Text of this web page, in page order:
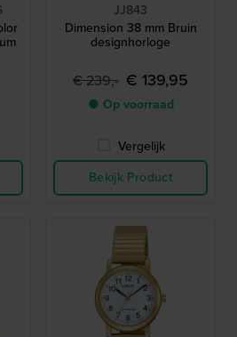
JJ843
Dimension 38 mm Bruin
designhorloge
€ 239,- € 139,95
● Op voorraad
Vergelijk
Bekijk Product